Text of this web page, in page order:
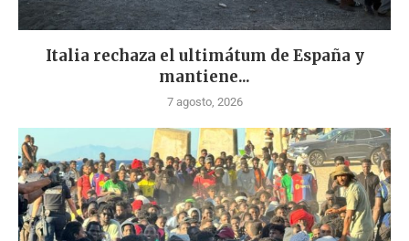
Italia rechaza el ultimátum de España y
mantiene...
7 agosto, 2026